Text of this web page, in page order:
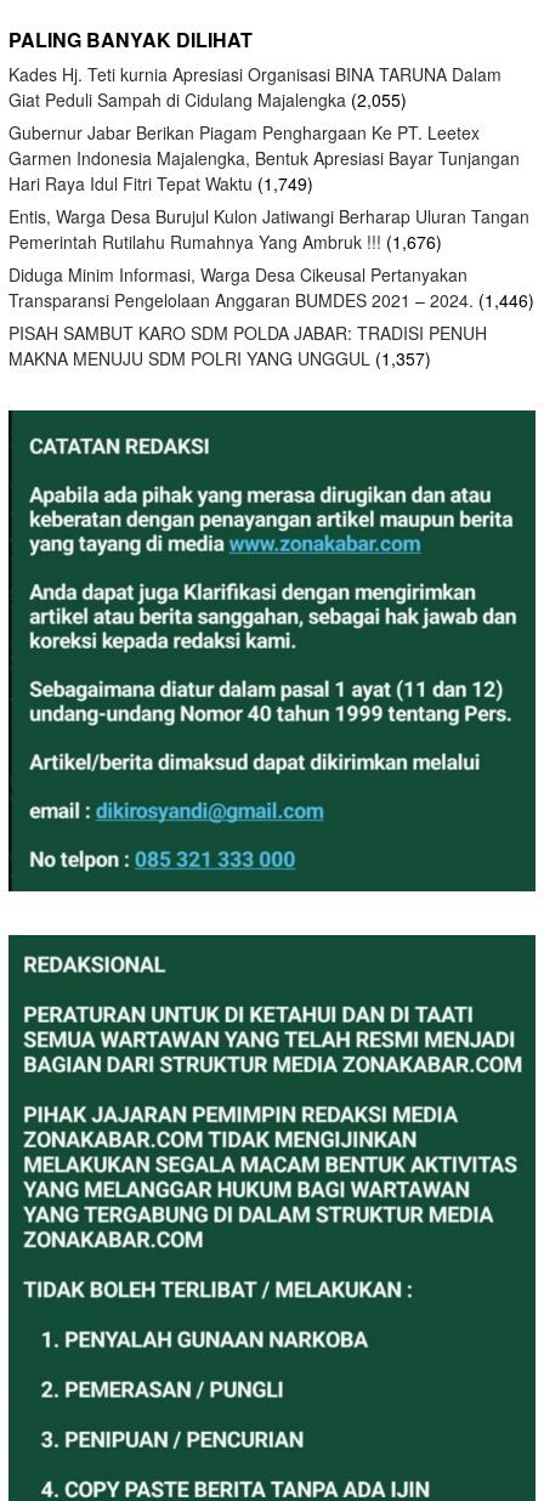
PALING BANYAK DILIHAT
Kades Hj. Teti kurnia Apresiasi Organisasi BINA TARUNA Dalam
Giat Peduli Sampah di Cidulang Majalengka (2,055)
Gubernur Jabar Berikan Piagam Penghargaan Ke PT. Leetex
Garmen Indonesia Majalengka, Bentuk Apresiasi Bayar Tunjangan
Hari Raya Idul Fitri Tepat Waktu (1,749)
Entis, Warga Desa Burujul Kulon Jatiwangi Berharap Uluran Tangan
Pemerintah Rutilahu Rumahnya Yang Ambruk !!! (1,676)
Diduga Minim Informasi, Warga Desa Cikeusal Pertanyakan
Transparansi Pengelolaan Anggaran BUMDES 2021 – 2024. (1,446)
PISAH SAMBUT KARO SDM POLDA JABAR: TRADISI PENUH
MAKNA MENUJU SDM POLRI YANG UNGGUL (1,357)